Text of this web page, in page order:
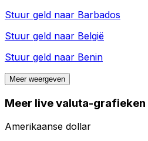
Stuur geld naar Barbados
Stuur geld naar België
Stuur geld naar Benin
Meer weergeven
Meer live valuta-grafieken
Amerikaanse dollar